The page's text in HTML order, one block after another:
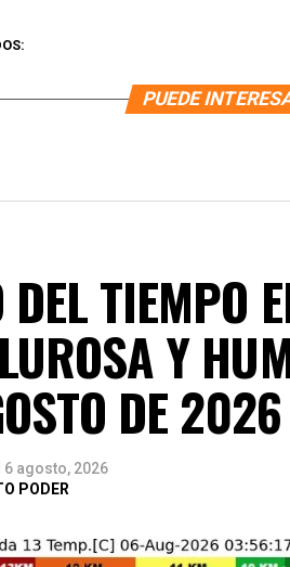
PUEDE
TIEMPO
Y
DE 2026
6 agosto, 2026
PODER